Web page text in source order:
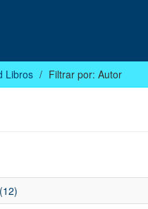
Libros Filtrar por: Autor